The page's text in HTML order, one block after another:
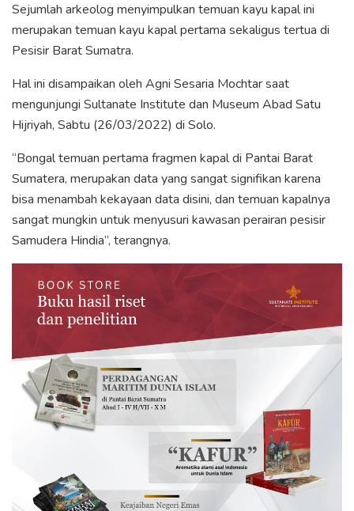
Sejumlah arkeolog menyimpulkan temuan kayu kapal ini
merupakan temuan kayu kapal pertama sekaligus tertua di
Pesisir Barat Sumatra.
Hal ini disampaikan oleh Agni Sesaria Mochtar saat
mengunjungi Sultanate Institute dan Museum Abad Satu
Hijriyah, Sabtu (26/03/2022) di Solo.
“Bongal temuan pertama fragmen kapal di Pantai Barat
Sumatera, merupakan data yang sangat signifikan karena
bisa menambah kekayaan data disini, dan temuan kapalnya
sangat mungkin untuk menyusuri kawasan perairan pesisir
Samudera Hindia”, terangnya.